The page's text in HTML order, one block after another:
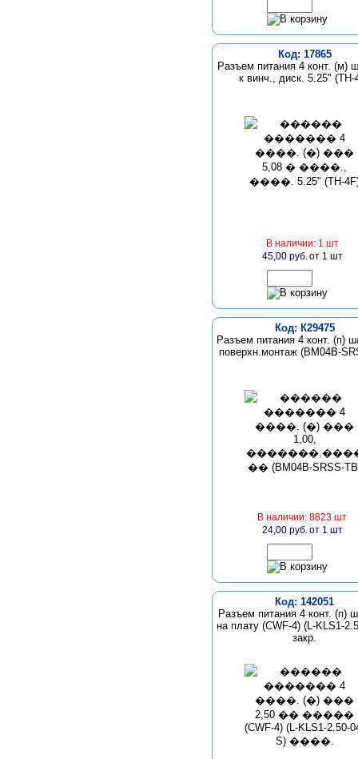
Код: 17865
Разъем питания 4 конт. (м)
к винч., диск. 5.25" (TH-
В наличии: 1 шт
45,00 руб.от 1 шт
Код: К29475
Разъем питания 4 конт. (п)
поверхн.монтаж (BM04B-
В наличии: 8823 шт
24,00 руб.от 1 шт
Код: 142051
Разъем питания 4 конт. (п)
на плату (CWF-4) (L-KLS1-
закр.